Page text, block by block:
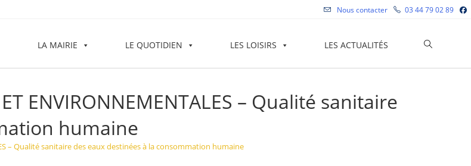
Nous contacter 03 44 79 02 89
LA MAIRIE LE QUOTIDIEN LES LOISIRS LES ACTUALITÉS Toggle
ET ENVIRONNEMENTALES – Qualité sanitaire
humaine
– Qualité sanitaire des eaux destinées à la consommation humaine